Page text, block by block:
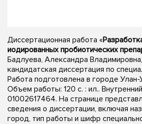
Диссертационная работа «
иодированных пробиотических
Бадлуева, Александра
кандидатская диссертация по
Работа подготовлена в городе
Объем работы: 120 с. : ил..
01002617464. На странице
сведения о диссертации, включая
город, тип работы и шифр